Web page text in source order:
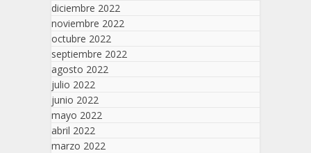
diciembre 2022
noviembre 2022
octubre 2022
septiembre 2022
agosto 2022
julio 2022
junio 2022
mayo 2022
abril 2022
marzo 2022